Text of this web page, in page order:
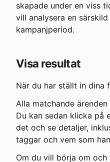
skapade under en viss
vill analysera en
kampanjperiod.
Visa resultat
När du har ställt in dina
Alla matchande
Du kan sedan klicka på
det och se detaljer,
taggar och vem som
Om du vill börja om